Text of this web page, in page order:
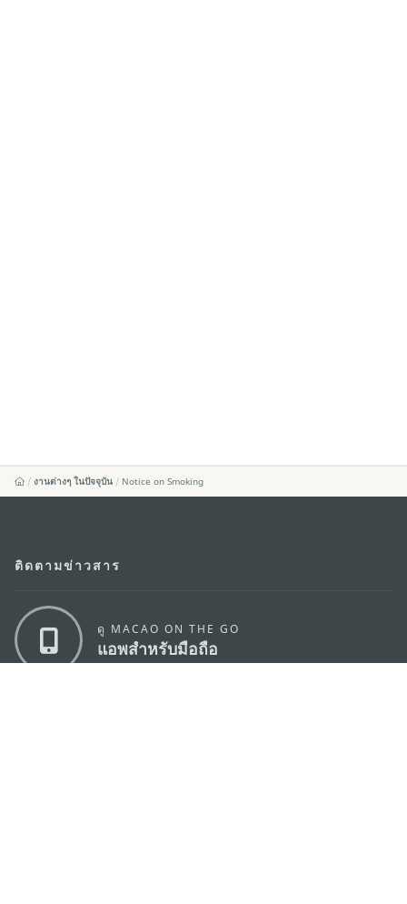
งานต่างๆ ในปัจจุบัน Notice on Smoking
ติดตามข่าวสาร
ดู MACAO ON THE GO
แอพสำหรับมือถือ